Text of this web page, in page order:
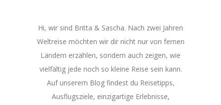
Hi, wir sind Britta & Sascha. Nach zwei Jahren
Weltreise möchten wir dir nicht nur von fernen
Ländern erzählen, sondern auch zeigen, wie
vielfältig jede noch so kleine Reise sein kann.
Auf unserem Blog findest du Reisetipps,
Ausflugsziele, einzigartige Erlebnisse,